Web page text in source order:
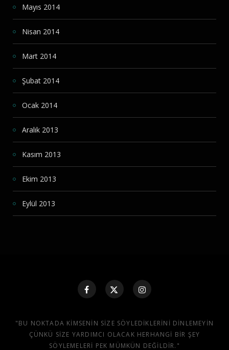
Mayıs 2014
Nisan 2014
Mart 2014
Şubat 2014
Ocak 2014
Aralık 2013
Kasım 2013
Ekim 2013
Eylül 2013
"BU NOKTADA KIMSENIN SIZE SÖYLEDIKLERINI DINLEMEYIN
ÇÜNKÜ SIZE YARDIMCI OLACAK HERHANGI BIR ŞEY
SÖYLEMELERI PEK MÜMKÜN DEĞILDIR."